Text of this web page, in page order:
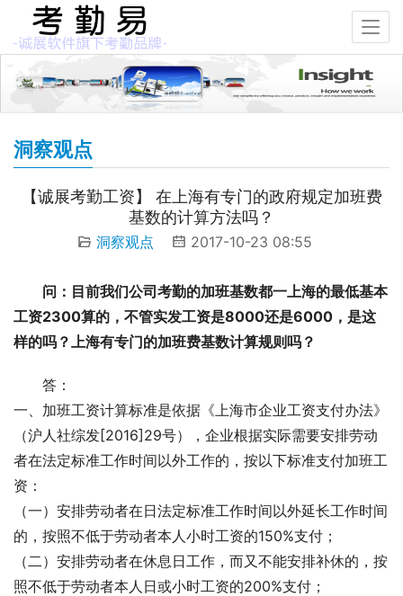
洞察观点
【诚展考勤工资】 在上海有专门的政府规定加班费
基数的计算方法吗？
洞察观点 2017-10-23 08:55
问：目前我们公司考勤的加班基数都一上海的最低基本
工资2300算的，不管实发工资是8000还是6000，是这
样的吗？上海有专门的加班费基数计算规则吗？
答：
一、加班工资计算标准是依据《上海市企业工资支付办法》
（沪人社综发[2016]29号），企业根据实际需要安排劳动
者在法定标准工作时间以外工作的，按以下标准支付加班工
资：
（一）安排劳动者在日法定标准工作时间以外延长工作时间
的，按照不低于劳动者本人小时工资的150%支付；
（二）安排劳动者在休息日工作，而又不能安排补休的，按
照不低于劳动者本人日或小时工资的200%支付；